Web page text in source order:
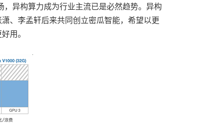
异构算力成为行业主流已是必然趋势。异构
、李孟轩后来共同创立密瓜智能，希望以更
用。